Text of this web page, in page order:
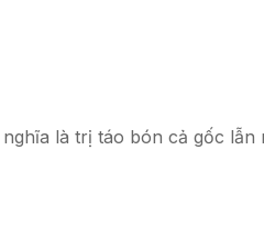
là trị táo bón cả gốc lẫn